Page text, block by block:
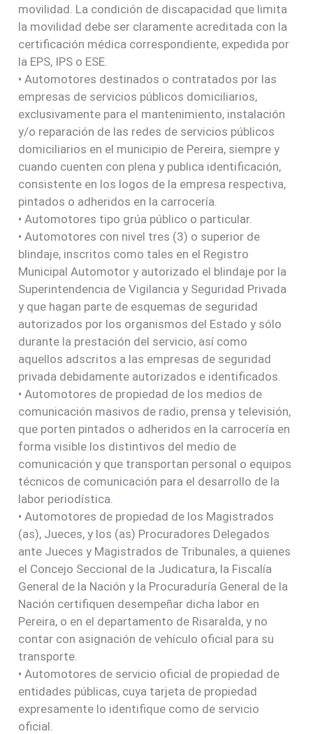
movilidad. La condición de discapacidad que limita
la movilidad debe ser claramente acreditada con la
certificación médica correspondiente, expedida por
la EPS, IPS o ESE.
• Automotores destinados o contratados por las
empresas de servicios públicos domiciliarios,
exclusivamente para el mantenimiento, instalación
y/o reparación de las redes de servicios públicos
domiciliarios en el municipio de Pereira, siempre y
cuando cuenten con plena y publica identificación,
consistente en los logos de la empresa respectiva,
pintados o adheridos en la carrocería.
• Automotores tipo grúa público o particular.
• Automotores con nivel tres (3) o superior de
blindaje, inscritos como tales en el Registro
Municipal Automotor y autorizado el blindaje por la
Superintendencia de Vigilancia y Seguridad Privada
y que hagan parte de esquemas de seguridad
autorizados por los organismos del Estado y sólo
durante la prestación del servicio, así como
aquellos adscritos a las empresas de seguridad
privada debidamente autorizados e identificados.
• Automotores de propiedad de los medios de
comunicación masivos de radio, prensa y televisión,
que porten pintados o adheridos en la carrocería en
forma visible los distintivos del medio de
comunicación y que transportan personal o equipos
técnicos de comunicación para el desarrollo de la
labor periodística.
• Automotores de propiedad de los Magistrados
(as), Jueces, y los (as) Procuradores Delegados
ante Jueces y Magistrados de Tribunales, a quienes
el Concejo Seccional de la Judicatura, la Fiscalía
General de la Nación y la Procuraduría General de la
Nación certifiquen desempeñar dicha labor en
Pereira, o en el departamento de Risaralda, y no
contar con asignación de vehículo oficial para su
transporte.
• Automotores de servicio oficial de propiedad de
entidades públicas, cuya tarjeta de propiedad
expresamente lo identifique como de servicio
oficial.